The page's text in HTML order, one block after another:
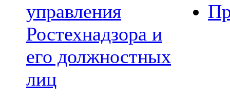
управления
Ростехнадзора и
его должностных
лиц